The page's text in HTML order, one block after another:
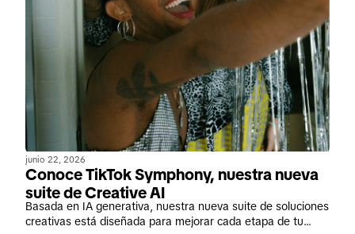
junio 22, 2026
Conoce TikTok Symphony, nuestra nueva
suite de Creative AI
Basada en IA generativa, nuestra nueva suite de soluciones
creativas está diseñada para mejorar cada etapa de tu